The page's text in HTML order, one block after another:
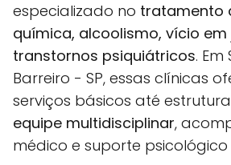
especializado no tratamento
química, alcoolismo, vício
transtornos psiquiátricos.
Barreiro - SP, essas clínicas
serviços básicos até
equipe multidisciplinar,
médico e suporte